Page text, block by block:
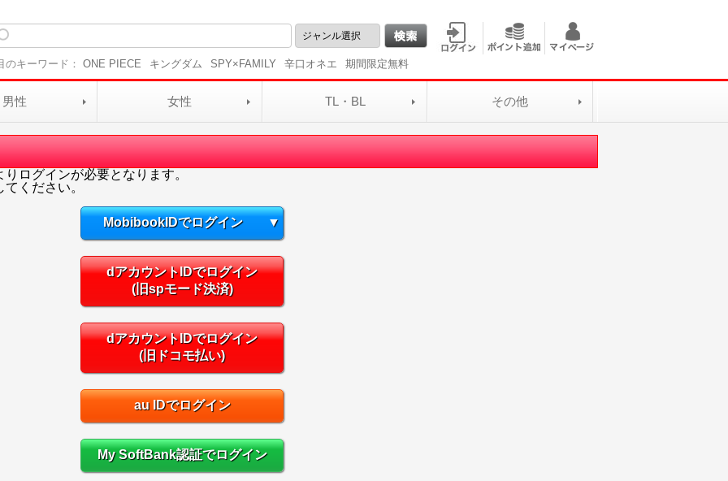
のキーワード： ONE PIECE キングダム SPY×FAMILY 辛口オネエ 期間限定無料
男性 女性 TL・BL その他
ログインが必要となります。
ください。
MobibookIDでログイン ▼
dアカウントIDでログイン
(旧spモード決済)
dアカウントIDでログイン
(旧ドコモ払い)
au IDでログイン
My SoftBank認証でログイン